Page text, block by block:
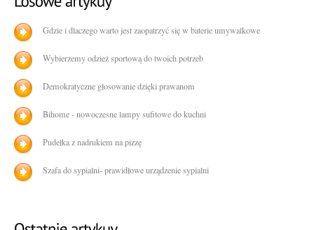
Gdzie i dlaczego warto jest zaopatrzyć się w baterie umywalkowe
Wybierzemy odzież sportową do twoich potrzeb
Demokratyczne głosowanie dzięki prawanom
Bihome - nowoczesne lampy sufitowe do kuchni
Pudełka z nadrukiem na pizzę
Szafa do sypialni- prawidłowe urządzenie sypialni